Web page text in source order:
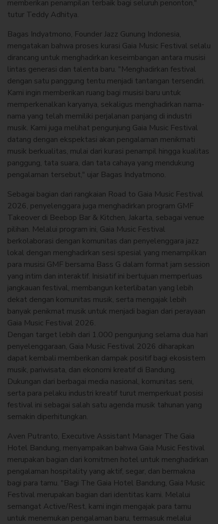
memberikan penampilan terbaik bagi seluruh penonton,"
tutur Teddy Adhitya.
Bagas Indyatmono, Founder Jazz Gunung Indonesia,
mengatakan bahwa proses kurasi Gaia Music Festival selalu
dirancang untuk menghadirkan keseimbangan antara musisi
lintas generasi dan talenta baru. "Menghadirkan festival
dengan satu panggung tentu menjadi tantangan tersendiri.
Kami ingin memberikan ruang bagi musisi baru untuk
memperkenalkan karyanya, sekaligus menghadirkan nama-
nama yang telah memiliki perjalanan panjang di industri
musik. Kami juga melihat pengunjung Gaia Music Festival
datang dengan ekspektasi akan pengalaman menikmati
musik berkualitas, mulai dari kurasi penampil hingga kualitas
panggung, tata suara, dan tata cahaya yang mendukung
pengalaman tersebut," ujar Bagas Indyatmono.
Sebagai bagian dari rangkaian Road to Gaia Music Festival
2026, penyelenggara juga menghadirkan program GMF
Takeover di Beebop Bar & Kitchen, Jakarta, sebagai venue
pilihan. Melalui program ini, Gaia Music Festival
berkolaborasi dengan komunitas dan penyelenggara jazz
lokal dengan menghadirkan sesi spesial yang menampilkan
para musisi GMF bersama Bass G dalam format jam session
yang intim dan interaktif. Inisiatif ini bertujuan memperluas
jangkauan festival, membangun keterlibatan yang lebih
dekat dengan komunitas musik, serta mengajak lebih
banyak penikmat musik untuk menjadi bagian dari perayaan
Gaia Music Festival 2026.
Dengan target lebih dari 1.000 pengunjung selama dua hari
penyelenggaraan, Gaia Music Festival 2026 diharapkan
dapat kembali memberikan dampak positif bagi ekosistem
musik, pariwisata, dan ekonomi kreatif di Bandung.
Dukungan dari berbagai media nasional, komunitas seni,
serta para pelaku industri kreatif turut memperkuat posisi
festival ini sebagai salah satu agenda musik tahunan yang
semakin diperhitungkan.
Aven Putranto, Executive Assistant Manager The Gaia
Hotel Bandung, menyampaikan bahwa Gaia Music Festival
merupakan bagian dari komitmen hotel untuk menghadirkan
pengalaman hospitality yang aktif, segar, dan bermakna
bagi para tamu. "Bagi The Gaia Hotel Bandung, Gaia Music
Festival merupakan bagian dari identitas kami. Melalui
semangat Active/Rest, kami ingin mengajak para tamu
untuk menemukan pengalaman baru, termasuk melalui